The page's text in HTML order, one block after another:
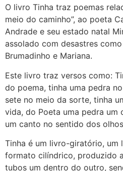
O livro Tinha traz poemas
meio do caminho”, ao poeta
Andrade e seu estado natal
assolado com desastres
Brumadinho e Mariana.
Este livro traz versos como:
do poema, tinha uma pedra
sete no meio da sorte, tinha
vida, do Poeta uma pedra um
um canto no sentido dos
Tinha é um livro-giratório, um
formato cilíndrico, produzido
tubos um dentro do outro,